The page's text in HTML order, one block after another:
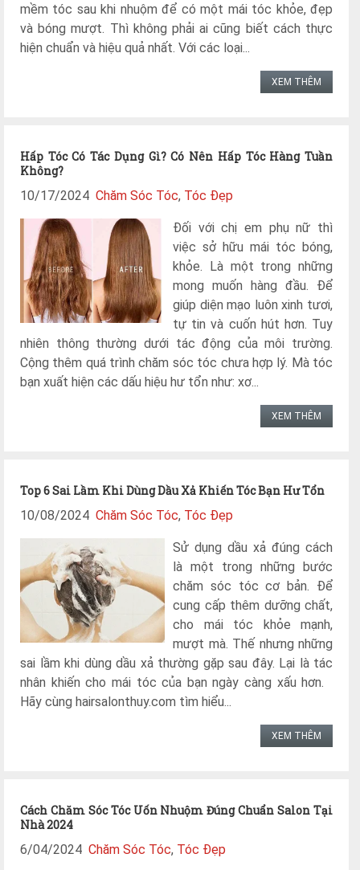
mềm tóc sau khi nhuộm để có một mái tóc khỏe, đẹp
và bóng mượt. Thì không phải ai cũng biết cách thực
hiện chuẩn và hiệu quả nhất. Với các loại...
XEM THÊM
Hấp Tóc Có Tác Dụng Gì? Có Nên Hấp Tóc Hàng Tuần
Không?
10/17/2024 Chăm Sóc Tóc, Tóc Đẹp
Đối với chị em phụ nữ thì
việc sở hữu mái tóc bóng,
khỏe. Là một trong những
mong muốn hàng đầu. Để
giúp diện mạo luôn xinh tươi,
tự tin và cuốn hút hơn. Tuy
nhiên thông thường dưới tác động của môi trường.
Cộng thêm quá trình chăm sóc tóc chưa hợp lý. Mà tóc
bạn xuất hiện các dấu hiệu hư tổn như: xơ...
XEM THÊM
Top 6 Sai Lầm Khi Dùng Dầu Xả Khiến Tóc Bạn Hư Tổn
10/08/2024 Chăm Sóc Tóc, Tóc Đẹp
Sử dụng dầu xả đúng cách
là một trong những bước
chăm sóc tóc cơ bản. Để
cung cấp thêm dưỡng chất,
cho mái tóc khỏe mạnh,
mượt mà. Thế nhưng những
sai lầm khi dùng dầu xả thường gặp sau đây. Lại là tác
nhân khiến cho mái tóc của bạn ngày càng xấu hơn.
Hãy cùng hairsalonthuy.com tìm hiểu...
XEM THÊM
Cách Chăm Sóc Tóc Uốn Nhuộm Đúng Chuẩn Salon Tại
Nhà 2024
6/04/2024 Chăm Sóc Tóc, Tóc Đẹp